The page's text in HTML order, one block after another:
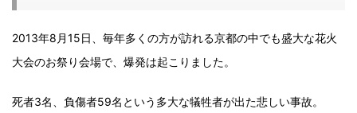
2013年8月15日、毎年多くの方が訪れる京都の中でも盛大な花火
大会のお祭り会場で、爆発は起こりました。
死者3名、負傷者59名という多大な犠牲者が出た悲しい事故。